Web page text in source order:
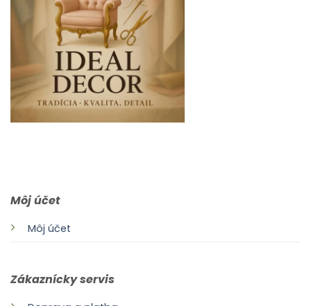
Môj účet
Môj účet
Zákaznícky servis